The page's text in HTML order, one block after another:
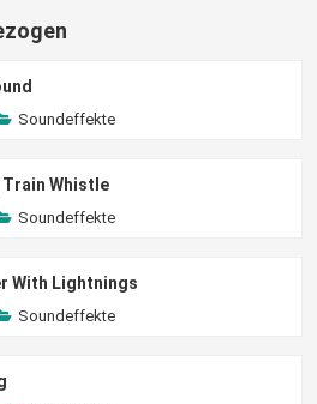
Soundeffekte
Train Whistle
Soundeffekte
With Lightnings
Soundeffekte